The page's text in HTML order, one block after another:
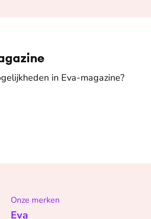
in Eva-magazine?
Onze merken
Eva